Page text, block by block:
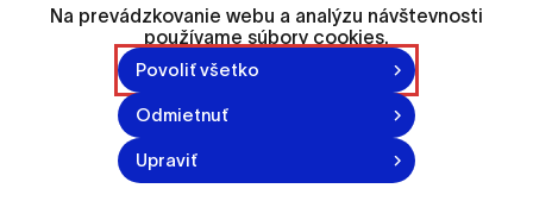
74 548
870-871 n.l.
Na prevádzkovanie webu a analýzu návštevnosti
používame súbory cookies.
Povoliť všetko
Odmietnuť
Upraviť
Označiť všetko
Uložiť nastavenia
Viac informácií